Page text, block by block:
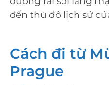
đến thủ đô lịch sử
Cách đi từ
Prague